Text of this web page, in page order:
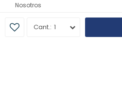
1
Nosotros